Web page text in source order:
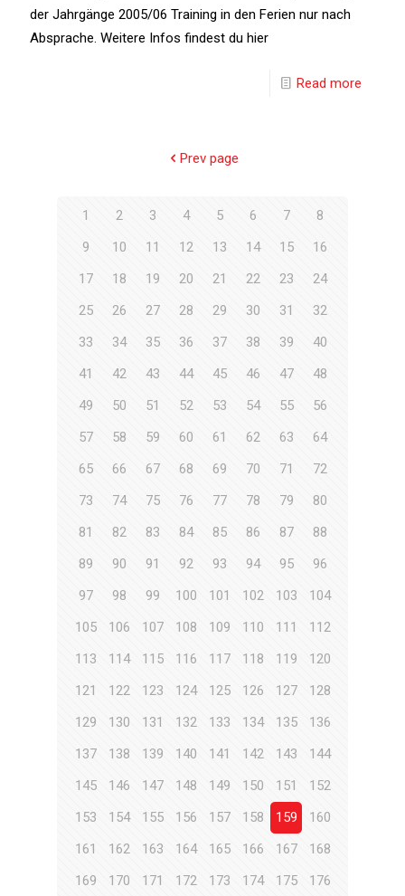
der Jahrgänge 2005/06 Training in den Ferien nur nach
Absprache. Weitere Infos findest du hier
Read more
Prev page
1 2 3 4 5 6 7
8
9
10 11 12 13 14 15
16
17
18 19 20 21 22 23
24
25
26 27 28 29 30 31
32
33
34 35 36 37 38 39
40
41
42 43 44 45 46 47
48
49
50 51 52 53 54 55
56
57
58 59 60 61 62 63
64
65
66 67 68 69 70 71
72
73
74 75 76 77 78 79
80
81
82 83 84 85 86 87
88
89
90 91 92 93 94 95
96
97
98 99 100 101 102 103
104
105
106 107 108 109 110 111
112
113
114 115 116 117 118 119
120
121
122 123 124 125 126 127
128
129
130 131 132 133 134 135
136
137
138 139 140 141 142 143
144
145
146 147 148 149 150 151
152
153
154 155 156 157 158 159
160
161
162 163 164 165 166 167
168
169
170 171 172 173 174 175
176